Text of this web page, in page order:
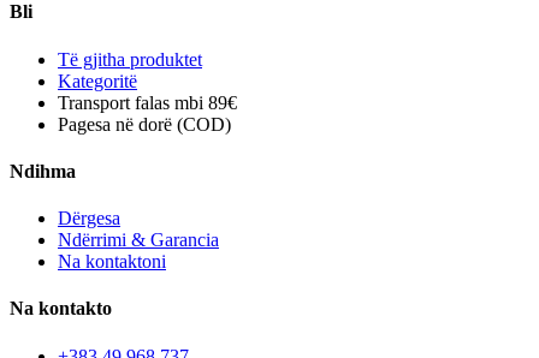
Bli
Të gjitha produktet
Kategoritë
Transport falas mbi 89€
Pagesa në dorë (COD)
Ndihma
Dërgesa
Ndërrimi & Garancia
Na kontaktoni
Na kontakto